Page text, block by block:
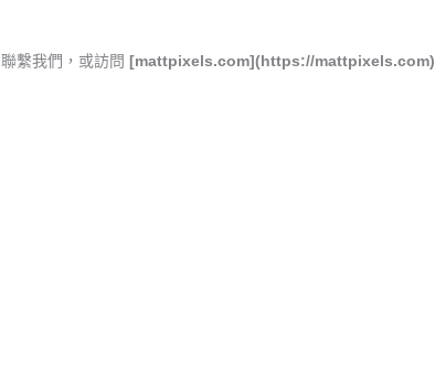
聯繫我們，或訪問 [mattpixels.com](https://mattpixels.com)